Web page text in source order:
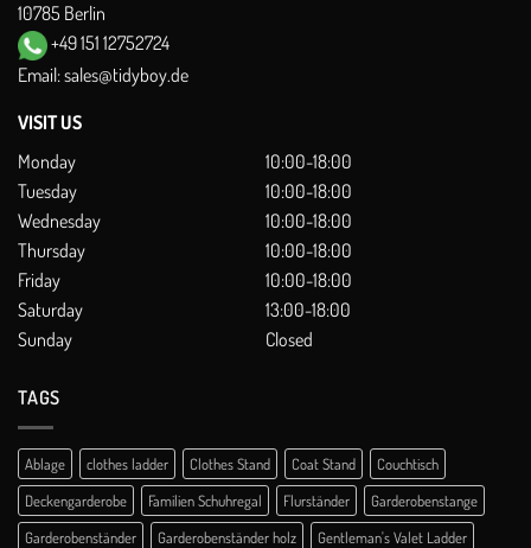
10785 Berlin
+49 151 12752724
Email:sales@tidyboy.de
VISIT US
Monday
10:00-18:00
Tuesday
10:00-18:00
Wednesday
10:00-18:00
Thursday
10:00-18:00
Friday
10:00-18:00
Saturday
13:00-18:00
Sunday
Closed
TAGS
Ablage clothes ladder Clothes Stand Coat Stand
Couchtisch
Deckengarderobe
Familien Schuhregal Flurständer
Garderobenstange
Garderobenständer
Garderobenständer holz
Gentleman's Valet Ladder